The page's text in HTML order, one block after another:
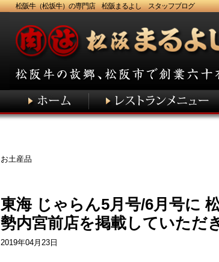
松阪牛（松坂牛）の専門店 松阪まるよし スタッフブログ
お土産品
東海 じゃらん5月号/6月号に
勢内宮前店を掲載していただ
2019年04月23日